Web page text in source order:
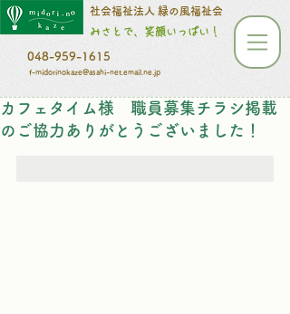
​​​​​社会福祉法人 緑の風福祉会
みさとで、笑顔いっぱい！
048-959-1615
f-midorinokaze@asahi-net.email.ne.jp
カフェタイム様 職員募集チラシ掲載
のご協力ありがとうございました！